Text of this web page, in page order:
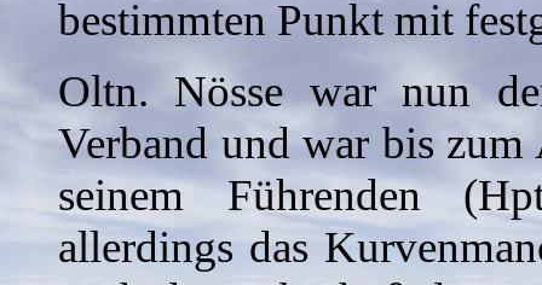
bestimmten Punkt mit
Oltn. Nösse war nun
Verband und war bis
seinem Führenden
allerdings das